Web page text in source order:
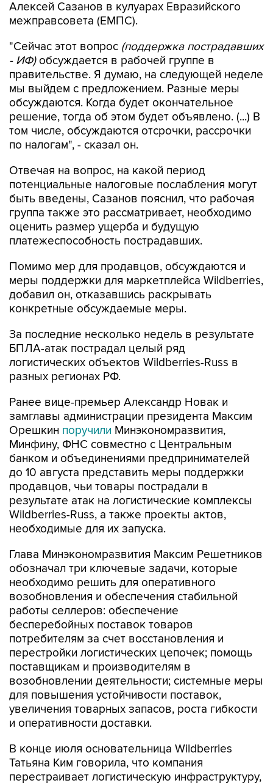
Алексей Сазанов в кулуарах Евразийского
межправсовета (ЕМПС).
"Сейчас этот вопрос (поддержка пострадавших
- ИФ)обсуждается в рабочей группе в
правительстве. Я думаю, на следующей неделе
мы выйдем с предложением. Разные меры
обсуждаются. Когда будет окончательное
решение, тогда об этом будет объявлено. (...) В
том числе, обсуждаются отсрочки, рассрочки
по налогам", - сказал он.
Отвечая на вопрос, на какой период
потенциальные налоговые послабления могут
быть введены, Сазанов пояснил, что рабочая
группа также это рассматривает, необходимо
оценить размер ущерба и будущую
платежеспособность пострадавших.
Помимо мер для продавцов, обсуждаются и
меры поддержки для маркетплейса Wildberries,
добавил он, отказавшись раскрывать
конкретные обсуждаемые меры.
За последние несколько недель в результате
БПЛА-атак пострадал целый ряд
логистических объектов Wildberries-Russ в
разных регионах РФ.
Ранее вице-премьер Александр Новак и
замглавы администрации президента Максим
Орешкин поручили Минэкономразвития,
Минфину, ФНС совместно с Центральным
банком и объединениями предпринимателей
до 10 августа представить меры поддержки
продавцов, чьи товары пострадали в
результате атак на логистические комплексы
Wildberries-Russ, а также проекты актов,
необходимые для их запуска.
Глава Минэкономразвития Максим Решетников
обозначал три ключевые задачи, которые
необходимо решить для оперативного
возобновления и обеспечения стабильной
работы селлеров: обеспечение
бесперебойных поставок товаров
потребителям за счет восстановления и
перестройки логистических цепочек; помощь
поставщикам и производителям в
возобновлении деятельности; системные меры
для повышения устойчивости поставок,
увеличения товарных запасов, роста гибкости
и оперативности доставки.
В конце июля основательница Wildberries
Татьяна Ким говорила, что компания
перестраивает логистическую инфраструктуру,